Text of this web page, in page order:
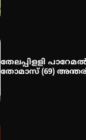
തേലപ്പിളളി
തോമാസ് (69)